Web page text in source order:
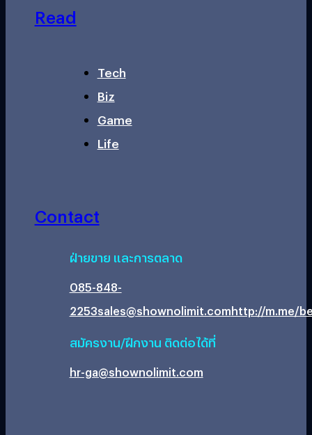
Read
Tech
Biz
Game
Life
Contact
ฝ่ายขาย และการตลาด
085-848-
2253sales@shownolimit.comhttp://m.me/
สมัครงาน/ฝึกงาน ติดต่อได้ที่
hr-ga@shownolimit.com